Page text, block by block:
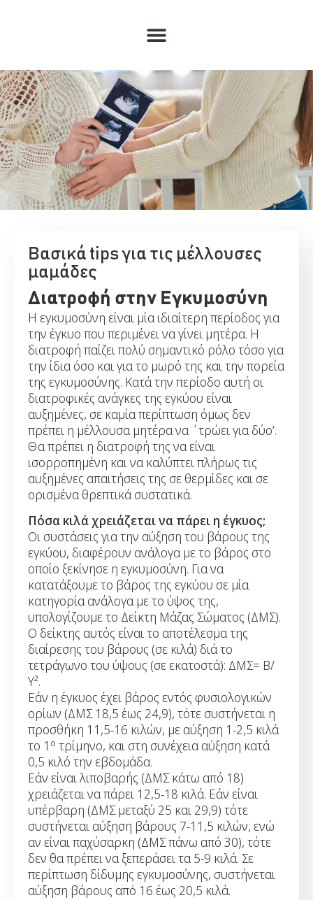
Βασικά tips για τις μέλλουσες
μαμάδες
Διατροφή στην Εγκυμοσύνη
Η εγκυμοσύνη είναι μία ιδιαίτερη περίοδος για
την έγκυο που περιμένει να γίνει μητέρα. Η
διατροφή παίζει πολύ σημαντικό ρόλο τόσο για
την ίδια όσο και για το μωρό της και την πορεία
της εγκυμοσύνης. Κατά την περίοδο αυτή οι
διατροφικές ανάγκες της εγκύου είναι
αυξημένες, σε καμία περίπτωση όμως δεν
πρέπει η μέλλουσα μητέρα να ΄τρώει για δύο’.
Θα πρέπει η διατροφή της να είναι
ισορροπημένη και να καλύπτει πλήρως τις
αυξημένες απαιτήσεις της σε θερμίδες και σε
ορισμένα θρεπτικά συστατικά.
Πόσα κιλά χρειάζεται να πάρει η έγκυος;
Οι συστάσεις για την αύξηση του βάρους της
εγκύου, διαφέρουν ανάλογα με το βάρος στο
οποίο ξεκίνησε η εγκυμοσύνη. Για να
κατατάξουμε το βάρος της εγκύου σε μία
κατηγορία ανάλογα με το ύψος της,
υπολογίζουμε το Δείκτη Μάζας Σώματος (ΔΜΣ).
Ο δείκτης αυτός είναι το αποτέλεσμα της
διαίρεσης του βάρους (σε κιλά) διά το
τετράγωνο του ύψους (σε εκατοστά): ΔΜΣ= Β/
Υ².
Εάν η έγκυος έχει βάρος εντός φυσιολογικών
ορίων (ΔΜΣ 18,5 έως 24,9), τότε συστήνεται η
προσθήκη 11,5-16 κιλών, με αύξηση 1-2,5 κιλά
το 1 ο τρίμηνο, και στη συνέχεια αύξηση κατά
0,5 κιλό την εβδομάδα.
Εάν είναι λιποβαρής (ΔΜΣ κάτω από 18)
χρειάζεται να πάρει 12,5-18 κιλά. Εάν είναι
υπέρβαρη (ΔΜΣ μεταξύ 25 και 29,9) τότε
συστήνεται αύξηση βάρους 7-11,5 κιλών, ενώ
αν είναι παχύσαρκη (ΔΜΣ πάνω από 30), τότε
δεν θα πρέπει να ξεπεράσει τα 5-9 κιλά. Σε
περίπτωση δίδυμης εγκυμοσύνης, συστήνεται
αύξηση βάρους από 16 έως 20,5 κιλά.